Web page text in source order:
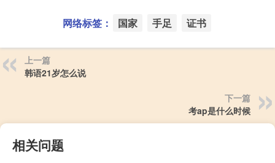
网络标签： 国家 手足 证书
上一篇
韩语21岁怎么说
下一篇
考ap是什么时候
相关问题